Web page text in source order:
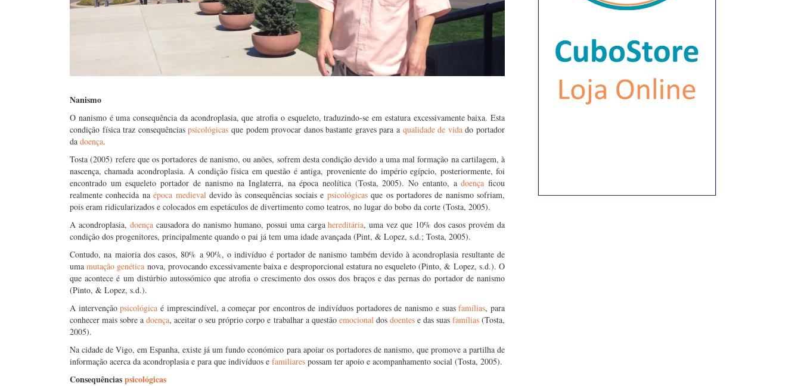
Nanismo
O nanismo é uma consequência da acondroplasia, que atrofia o esqueleto, traduzindo-se em estatura excessivamente baixa. Esta
condição física traz consequênciaspsicológicas que podem provocar danos bastante graves para a qualidade de vidado portador
da doença.
Tosta (2005) refere que os portadores de nanismo, ou anões, sofrem desta condição devido a uma mal formação na cartilagem, à
nascença, chamada acondroplasia. A condição física em questão é antiga, proveniente do império egípcio, posteriormente, foi
encontrado um esqueleto portador de nanismo na Inglaterra, na época neolítica (Tosta, 2005). No entanto, adoença ficou
realmente conhecida naépoca medievaldevido às consequências sociais e psicológicasque os portadores de nanismo sofriam,
pois eram ridicularizados e colocados em espetáculos de divertimento como teatros, no lugar do bobo da corte (Tosta, 2005).
A acondroplasia, doençacausadora do nanismo humano, possui uma cargahereditária, uma vez que 10% dos casos provém da
condição dos progenitores, principalmente quando o pai já tem uma idade avançada (Pint, & Lopez, s.d.; Tosta, 2005).
Contudo, na maioria dos casos, 80% a 90%, o indivíduo é portador de nanismo também devido à acondroplasia resultante de
umamutação genética nova, provocando excessivamente baixa e desproporcional estatura no esqueleto (Pinto, & Lopez, s.d.). O
que acontece é um distúrbio autossómico que atrofia o crescimento dos ossos dos braços e das pernas do portador de nanismo
(Pinto, & Lopez, s.d.).
A intervençãopsicológica é imprescindível, a começar por encontros de indivíduos portadores de nanismo e suasfamílias, para
conhecer mais sobre adoença, aceitar o seu próprio corpo e trabalhar a questão emocionaldos doentese das suas famílias (Tosta,
2005).
Na cidade de Vigo, em Espanha, existe já um fundo económico para apoiar os portadores de nanismo, que promove a partilha de
informação acerca da acondroplasia e para que indivíduos e familiares possam ter apoio e acompanhamento social (Tosta, 2005).
Consequênciaspsicológicas